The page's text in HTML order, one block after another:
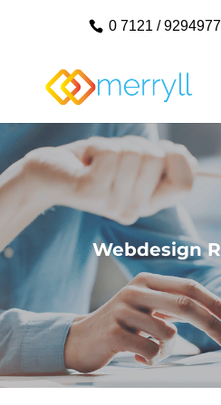
0 7121 / 9294977
Webdesign